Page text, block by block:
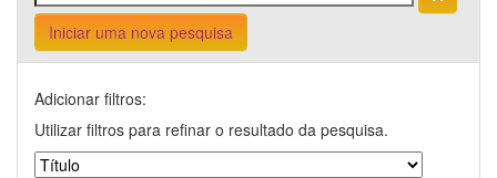
Iniciar uma nova pesquisa
Adicionar filtros:
Utilizar filtros para refinar o resultado da pesquisa.